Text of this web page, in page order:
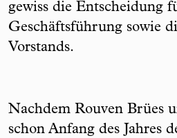
gewiss die Entscheidung
Geschäftsführung sowie
Vorstands.
Nachdem Rouven Brües
schon Anfang des Jahres